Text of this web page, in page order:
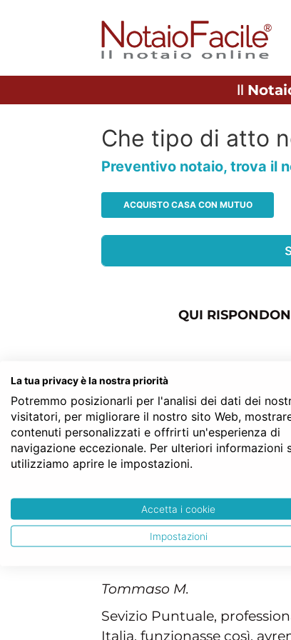
Il
Che tipo di atto
Preventivo notaio, trova il
ACQUISTO CASA CON MUTUO
QUI
commenti per: commento notaio facile
opinioni
Tommaso M.
Sevizio Puntuale,
Italia, funzionasse così,
La tua privacy è la nostra priorità
Potremmo posizionarli per l'analisi dei dati dei
visitatori, per migliorare il nostro sito Web,
contenuti personalizzati e offrirti un'esperienza di
navigazione eccezionale. Per ulteriori informazioni
utilizziamo aprire le impostazioni.
Accetta i cookie
Impostazioni